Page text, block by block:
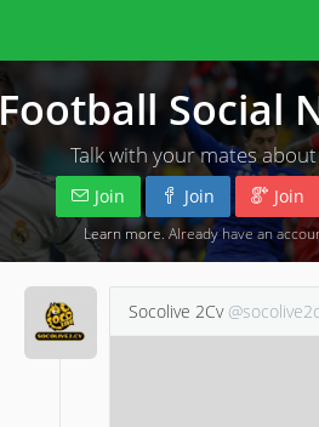
Football Social
Talk with your mates
Join Join Join
Learn more . Already have an
Socolive 2Cv